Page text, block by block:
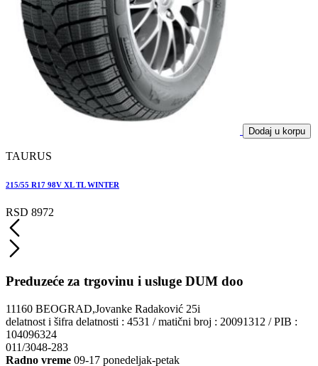
Dodaj u korpu
TAURUS
215/55 R17 98V XL TL WINTER
RSD 8972
Preduzeće za trgovinu i usluge DUM doo
11160 BEOGRAD,Jovanke Radaković 25i
delatnost i šifra delatnosti : 4531 / matični broj : 20091312 / PIB :
104096324
011/3048-283
Radno vreme 09-17 ponedeljak-petak